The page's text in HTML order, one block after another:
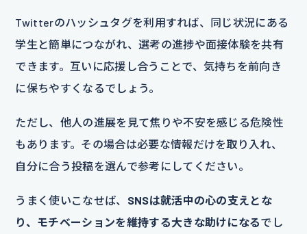
Twitterのハッシュタグを利用すれば、同じ状況にある
学生と簡単につながれ、選考の進捗や面接体験を共有
できます。互いに応援し合うことで、気持ちを前向き
に保ちやすくなるでしょう。
ただし、他人の進展を見て焦りや不安を感じる危険性
もあります。その場合は必要な情報だけを取り入れ、
自分に合う投稿を選んで参考にしてください。
うまく使いこなせば、 SNSは就活中の心の支えとな
り、モチベーションを維持する大きな助けになるでし